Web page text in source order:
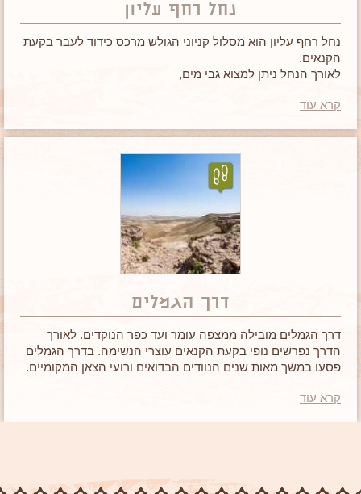
נחל רחף עליון
נחל רחף עליון הוא מסלול קניוני הגולש מרכס כידוד לעבר בקעת
הקנאים.
לאורך הנחל ניתן למצוא גבי מים,
לאיזור.
קרא עוד
דרך הגמלים
דרך הגמלים מובילה ממצפה עומר ועד כפר הנוקדים. לאורך
הדרך נפרשים נופי בקעת הקנאים עוצרי הנשימה. בדרך הגמלים
פסעו במשך מאות שנים הנוודים הבדואים ורועי הצאן המקומיים.
קרא עוד